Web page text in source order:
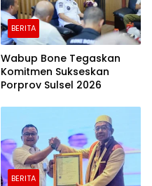
BERITA
Wabup Bone Tegaskan
Komitmen Sukseskan
Porprov Sulsel 2026
BERITA